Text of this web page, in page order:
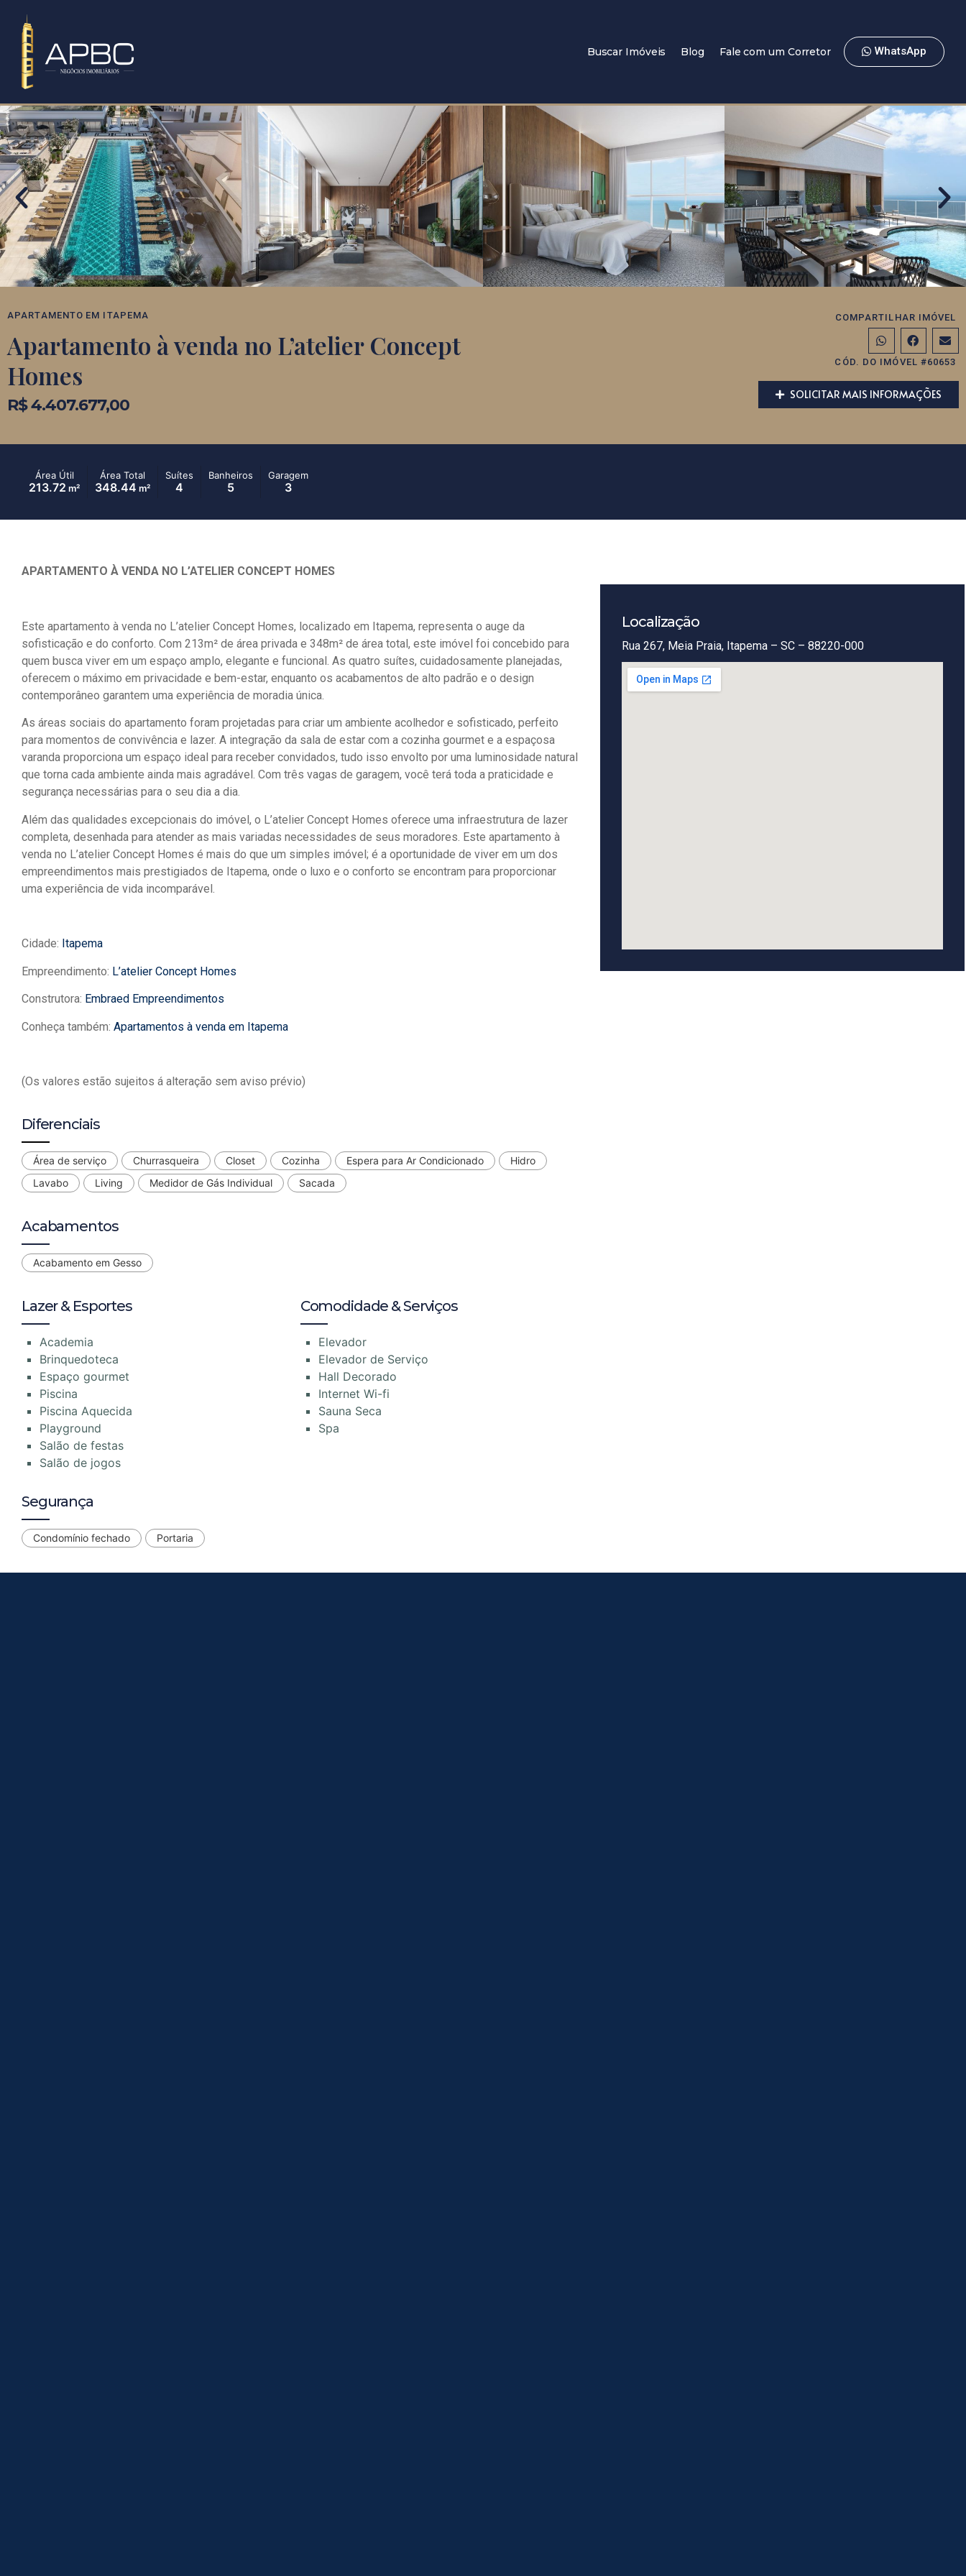
Buscar Imóveis Blog Fale com um Corretor WhatsApp
APARTAMENTO EM ITAPEMA
Apartamento à venda no L’atelier Concept
Homes
R$ 4.407.677,00
COMPARTILHAR IMÓVEL
CÓD. DO IMÓVEL #60653
SOLICITAR MAIS INFORMAÇÕES
Área Útil
213.72 m²
Área Total
348.44 m²
Suítes
4
Banheiros
5
Garagem
3
APARTAMENTO À VENDA NO L’ATELIER CONCEPT HOMES
Este apartamento à venda no L’atelier Concept Homes, localizado em Itapema, representa o auge da
sofisticação e do conforto. Com 213m² de área privada e 348m² de área total, este imóvel foi concebido para
quem busca viver em um espaço amplo, elegante e funcional. As quatro suítes, cuidadosamente planejadas,
oferecem o máximo em privacidade e bem-estar, enquanto os acabamentos de alto padrão e o design
contemporâneo garantem uma experiência de moradia única.
As áreas sociais do apartamento foram projetadas para criar um ambiente acolhedor e sofisticado, perfeito
para momentos de convivência e lazer. A integração da sala de estar com a cozinha gourmet e a espaçosa
varanda proporciona um espaço ideal para receber convidados, tudo isso envolto por uma luminosidade natural
que torna cada ambiente ainda mais agradável. Com três vagas de garagem, você terá toda a praticidade e
segurança necessárias para o seu dia a dia.
Além das qualidades excepcionais do imóvel, o L’atelier Concept Homes oferece uma infraestrutura de lazer
completa, desenhada para atender as mais variadas necessidades de seus moradores. Este apartamento à
venda no L’atelier Concept Homes é mais do que um simples imóvel; é a oportunidade de viver em um dos
empreendimentos mais prestigiados de Itapema, onde o luxo e o conforto se encontram para proporcionar
uma experiência de vida incomparável.
Cidade: Itapema
Empreendimento: L’atelier Concept Homes
Construtora: Embraed Empreendimentos
Conheça também: Apartamentos à venda em Itapema
(Os valores estão sujeitos á alteração sem aviso prévio)
Diferenciais
Área de serviço Churrasqueira Closet Cozinha Espera para Ar Condicionado
Hidro
Lavabo
Living Medidor de Gás Individual Sacada
Acabamentos
Acabamento em Gesso
Lazer & Esportes
Academia
Brinquedoteca
Espaço gourmet
Piscina
Piscina Aquecida
Playground
Salão de festas
Salão de jogos
Comodidade & Serviços
Elevador
Elevador de Serviço
Hall Decorado
Internet Wi-fi
Sauna Seca
Spa
Segurança
Condomínio fechado Portaria
Localização
Rua 267, Meia Praia, Itapema – SC – 88220-000